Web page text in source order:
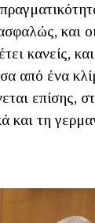
και
κανείς,
από ένα
επίσης,
και τη